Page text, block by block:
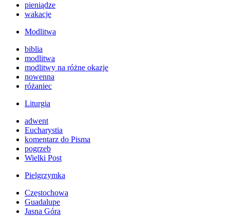
pieniądze
wakacje
Modlitwa
biblia
modlitwa
modlitwy na różne okazje
nowenna
różaniec
Liturgia
adwent
Eucharystia
komentarz do Pisma
pogrzeb
Wielki Post
Pielgrzymka
Częstochowa
Guadalupe
Jasna Góra